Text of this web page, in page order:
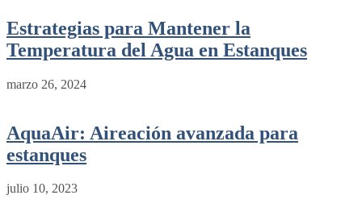
Estrategias para Mantener la
Temperatura del Agua en Estanques
marzo 26, 2024
AquaAir: Aireación avanzada para
estanques
julio 10, 2023